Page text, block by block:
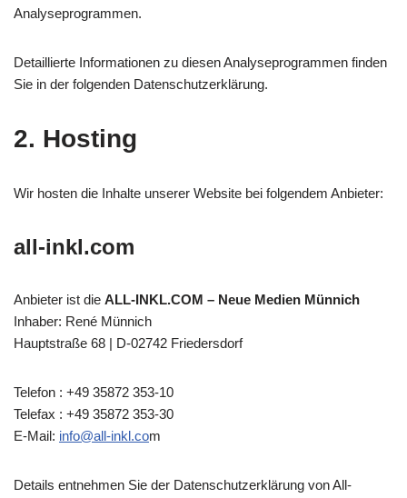
Analyseprogrammen.
Detaillierte Informationen zu diesen Analyseprogrammen finden
Sie in der folgenden Datenschutzerklärung.
2. Hosting
Wir hosten die Inhalte unserer Website bei folgendem Anbieter:
all-inkl.com
Anbieter ist die ALL-INKL.COM – Neue Medien Münnich
Inhaber: René Münnich
Hauptstraße 68 | D-02742 Friedersdorf
Telefon : +49 35872 353-10
Telefax : +49 35872 353-30
E-Mail: info@all-inkl.com
Details entnehmen Sie der Datenschutzerklärung von All-